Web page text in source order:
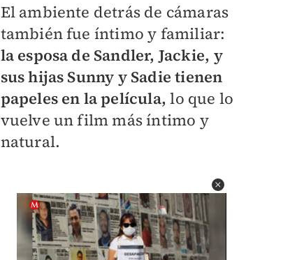
El ambiente detrás de cámaras
también fue íntimo y familiar:
la esposa de Sandler, Jackie, y
sus hijas Sunny y Sadie tienen
papeles en la película, lo que lo
vuelve un film más íntimo y
natural.